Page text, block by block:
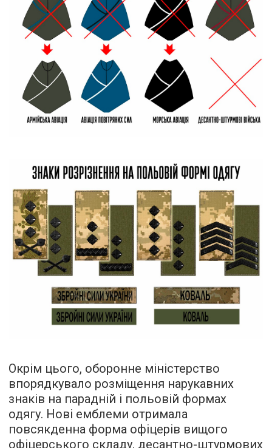
Окрім цього, оборонне міністерство
впорядкувало розміщення нарукавних
знаків на парадній і польовій формах
одягу. Нові емблеми отримала
повсякденна форма офіцерів вищого
офіцерського складу, десантно-штурмових